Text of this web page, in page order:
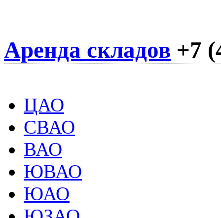
Аренда складов +7
ЦАО
СВАО
ВАО
ЮВАО
ЮАО